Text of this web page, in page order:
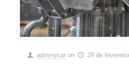
adminycar on 29 de